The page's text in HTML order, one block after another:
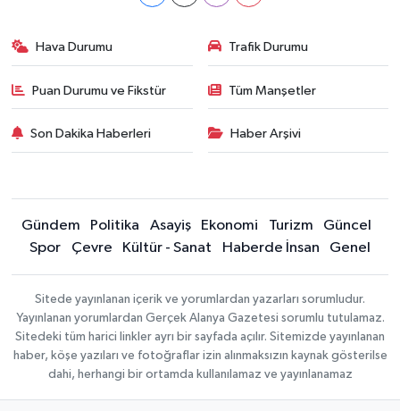
Hava Durumu Trafik Durumu
Puan Durumu ve Fikstür Tüm Manşetler
Son Dakika Haberleri Haber Arşivi
Gündem Politika Asayiş Ekonomi Turizm
Güncel
Spor
Çevre Kültür - Sanat Haberde İnsan Genel
Sitede yayınlanan içerik ve yorumlardan yazarları sorumludur.
Yayınlanan yorumlardan Gerçek Alanya Gazetesi sorumlu tutulamaz.
Sitedeki tüm harici linkler ayrı bir sayfada açılır. Sitemizde yayınlanan
haber, köşe yazıları ve fotoğraflar izin alınmaksızın kaynak gösterilse
dahi, herhangi bir ortamda kullanılamaz ve yayınlanamaz